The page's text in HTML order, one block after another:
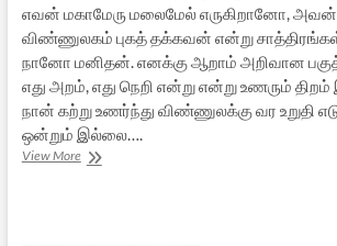
எவன் மகாமேரு மலைமேல் எருகிறானோ, அவன்
விண்ணுலகம் புகத் தக்கவன் என்று
நானோ மனிதன். எனக்கு ஆறாம் அறிவான
எது அறம், எது நெறி என்று என்று உணரும்
நான் கற்று உணர்ந்து விண்ணுலக்கு வர உறுதி
ஒன்றும் இல்லை….
View Moreநாயினும்